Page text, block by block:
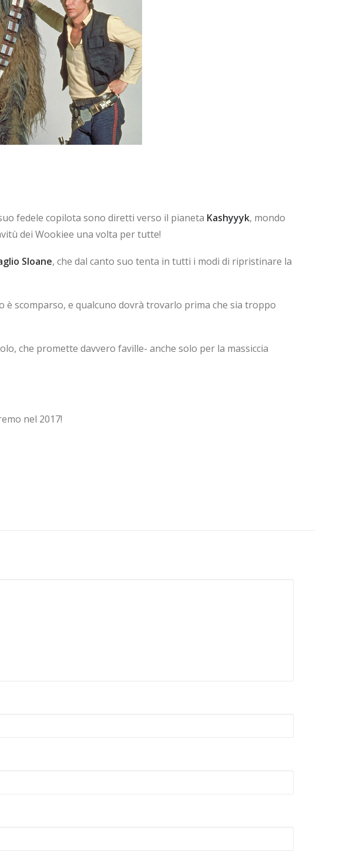
fedele copilota sono diretti verso il pianeta Kashyyyk, mondo
dei Wookiee una volta per tutte!
Sloane, che dal canto suo tenta in tutti i modi di ripristinare la
è scomparso, e qualcuno dovrà trovarlo prima che sia troppo
che promette davvero faville- anche solo per la massiccia
nel 2017!